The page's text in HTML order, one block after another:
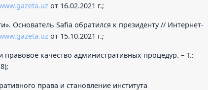
от 16.02.2021 г.;
Основатель Safia обратился к президенту // Интернет-
от 15.10.2021 г.;
правовое качество административных процедур. – Т.:
права и становление института